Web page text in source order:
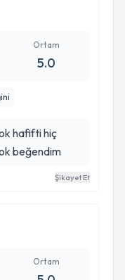
Ortam
5.0
hafifti hiç
beğendim
Şikayet Et
Ortam